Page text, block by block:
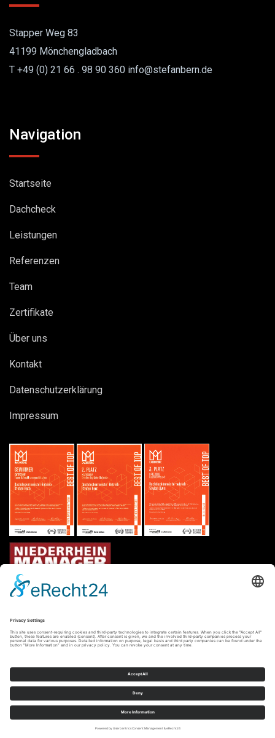
Stapper Weg 83
41199 Mönchengladbach
T +49 (0) 21 66 . 98 90 360 info@stefanbern.de
Navigation
Startseite
Dachcheck
Leistungen
Referenzen
Team
Zertifikate
Über uns
Kontakt
Datenschutzerklärung
Impressum
Made with ♥ byCode Balance GmbH